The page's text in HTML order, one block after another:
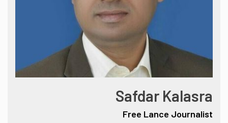
Safdar Kalasra
Free Lance Journalist